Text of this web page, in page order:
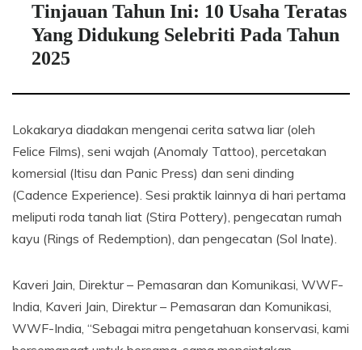
Tinjauan Tahun Ini: 10 Usaha Teratas
Yang Didukung Selebriti Pada Tahun
2025
Lokakarya diadakan mengenai cerita satwa liar (oleh
Felice Films), seni wajah (Anomaly Tattoo), percetakan
komersial (Itisu dan Panic Press) dan seni dinding
(Cadence Experience). Sesi praktik lainnya di hari pertama
meliputi roda tanah liat (Stira Pottery), pengecatan rumah
kayu (Rings of Redemption), dan pengecatan (Sol Inate).
Kaveri Jain, Direktur – Pemasaran dan Komunikasi, WWF-
India, Kaveri Jain, Direktur – Pemasaran dan Komunikasi,
WWF-India, “Sebagai mitra pengetahuan konservasi, kami